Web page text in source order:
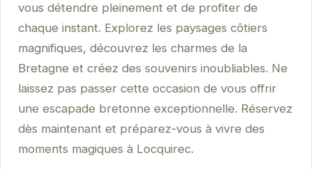
vous détendre pleinement et de profiter de
chaque instant. Explorez les paysages côtiers
magnifiques, découvrez les charmes de la
Bretagne et créez des souvenirs inoubliables. Ne
laissez pas passer cette occasion de vous offrir
une escapade bretonne exceptionnelle. Réservez
dès maintenant et préparez-vous à vivre des
moments magiques à Locquirec.